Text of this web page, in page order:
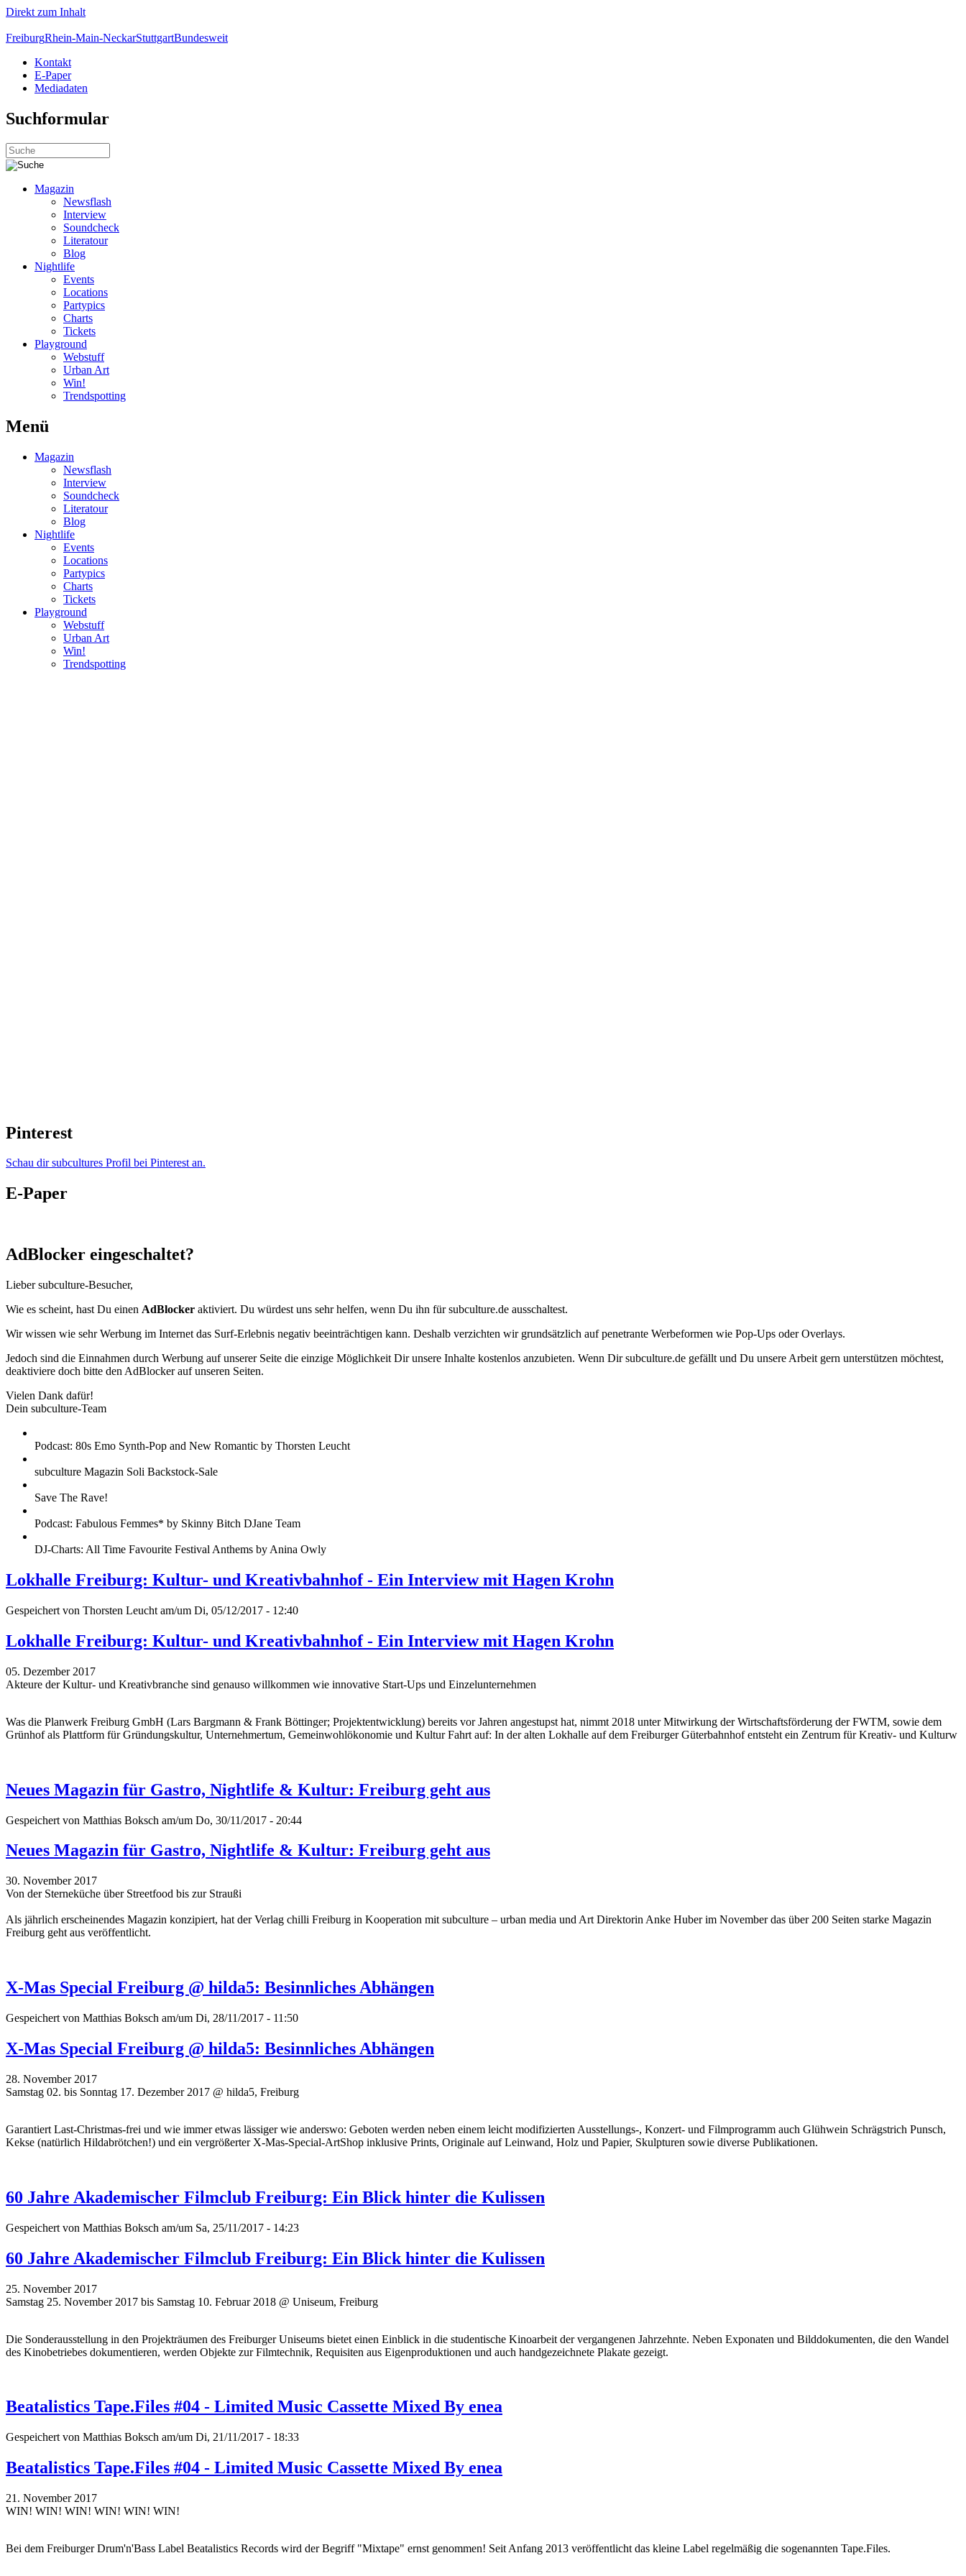
Direkt zum Inhalt
FreiburgRhein-Main-NeckarStuttgartBundesweit
Kontakt
E-Paper
Mediadaten
Suchformular
Magazin
Newsflash
Interview
Soundcheck
Literatour
Blog
Nightlife
Events
Locations
Partypics
Charts
Tickets
Playground
Webstuff
Urban Art
Win!
Trendspotting
Menü
Magazin
Newsflash
Interview
Soundcheck
Literatour
Blog
Nightlife
Events
Locations
Partypics
Charts
Tickets
Playground
Webstuff
Urban Art
Win!
Trendspotting
Pinterest
Schau dir subcultures Profil bei Pinterest an.
E-Paper
AdBlocker eingeschaltet?
Lieber subculture-Besucher,
Wie es scheint, hast Du einen AdBlocker aktiviert. Du würdest uns sehr helfen, wenn Du ihn für subculture.de ausschaltest.
Wir wissen wie sehr Werbung im Internet das Surf-Erlebnis negativ beeinträchtigen kann. Deshalb verzichten wir grundsätzlich auf penetrante Werbeformen wie Pop-Ups oder Overlays.
Jedoch sind die Einnahmen durch Werbung auf unserer Seite die einzige Möglichkeit Dir unsere Inhalte kostenlos anzubieten. Wenn Dir subculture.de gefällt und Du unsere Arbeit gern unterstützen möchtest,
deaktiviere doch bitte den AdBlocker auf unseren Seiten.
Vielen Dank dafür!
Dein subculture-Team
Podcast: 80s Emo Synth-Pop and New Romantic by Thorsten Leucht
subculture Magazin Soli Backstock-Sale
Save The Rave!
Podcast: Fabulous Femmes* by Skinny Bitch DJane Team
DJ-Charts: All Time Favourite Festival Anthems by Anina Owly
Lokhalle Freiburg: Kultur- und Kreativbahnhof - Ein Interview mit Hagen Krohn
Gespeichert von Thorsten Leucht am/um Di, 05/12/2017 - 12:40
Lokhalle Freiburg: Kultur- und Kreativbahnhof - Ein Interview mit Hagen Krohn
05. Dezember 2017
Akteure der Kultur- und Kreativbranche sind genauso willkommen wie innovative Start-Ups und Einzelunternehmen
Was die Planwerk Freiburg GmbH (Lars Bargmann & Frank Böttinger; Projektentwicklung) bereits vor Jahren angestupst hat, nimmt 2018 unter Mitwirkung der Wirtschaftsförderung der FWTM, sowie dem
Grünhof als Plattform für Gründungskultur, Unternehmertum, Gemeinwohlökonomie und Kultur Fahrt auf: In der alten Lokhalle auf dem Freiburger Güterbahnhof entsteht ein Zentrum für Kreativ- und Kulturw
Neues Magazin für Gastro, Nightlife & Kultur: Freiburg geht aus
Gespeichert von Matthias Boksch am/um Do, 30/11/2017 - 20:44
Neues Magazin für Gastro, Nightlife & Kultur: Freiburg geht aus
30. November 2017
Von der Sterneküche über Streetfood bis zur Straußi
Als jährlich erscheinendes Magazin konzipiert, hat der Verlag chilli Freiburg in Kooperation mit subculture – urban media und Art Direktorin Anke Huber im November das über 200 Seiten starke Magazin
Freiburg geht aus veröffentlicht.
X-Mas Special Freiburg @ hilda5: Besinnliches Abhängen
Gespeichert von Matthias Boksch am/um Di, 28/11/2017 - 11:50
X-Mas Special Freiburg @ hilda5: Besinnliches Abhängen
28. November 2017
Samstag 02. bis Sonntag 17. Dezember 2017 @ hilda5, Freiburg
Garantiert Last-Christmas-frei und wie immer etwas lässiger wie anderswo: Geboten werden neben einem leicht modifizierten Ausstellungs-, Konzert- und Filmprogramm auch Glühwein Schrägstrich Punsch,
Kekse (natürlich Hildabrötchen!) und ein vergrößerter X-Mas-Special-ArtShop inklusive Prints, Originale auf Leinwand, Holz und Papier, Skulpturen sowie diverse Publikationen.
60 Jahre Akademischer Filmclub Freiburg: Ein Blick hinter die Kulissen
Gespeichert von Matthias Boksch am/um Sa, 25/11/2017 - 14:23
60 Jahre Akademischer Filmclub Freiburg: Ein Blick hinter die Kulissen
25. November 2017
Samstag 25. November 2017 bis Samstag 10. Februar 2018 @ Uniseum, Freiburg
Die Sonderausstellung in den Projekträumen des Freiburger Uniseums bietet einen Einblick in die studentische Kinoarbeit der vergangenen Jahrzehnte. Neben Exponaten und Bilddokumenten, die den Wandel
des Kinobetriebes dokumentieren, werden Objekte zur Filmtechnik, Requisiten aus Eigenproduktionen und auch handgezeichnete Plakate gezeigt.
Beatalistics Tape.Files #04 - Limited Music Cassette Mixed By enea
Gespeichert von Matthias Boksch am/um Di, 21/11/2017 - 18:33
Beatalistics Tape.Files #04 - Limited Music Cassette Mixed By enea
21. November 2017
WIN! WIN! WIN! WIN! WIN! WIN!
Bei dem Freiburger Drum'n'Bass Label Beatalistics Records wird der Begriff "Mixtape" ernst genommen! Seit Anfang 2013 veröffentlicht das kleine Label regelmäßig die sogenannten Tape.Files.